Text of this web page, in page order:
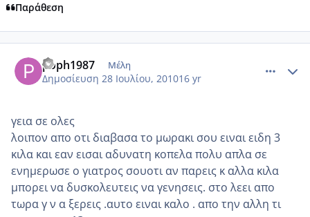
Παράθεση
poph1987 Μέλη
Δημοσίευση 28 Ιουλίου, 201016 yr
γεια σε ολες
λοιπον απο οτι διαβασα το μωρακι σου ειναι ειδη 3
κιλα και εαν εισαι αδυνατη κοπελα πολυ απλα σε
ενημερωσε ο γιατρος σουοτι αν παρεις κ αλλα κιλα
μπορει να δυσκολευτεις να γενησεις. στο λεει απο
τωρα γ ν α ξερεις .αυτο ειναι καλο . απο την αλλη τι